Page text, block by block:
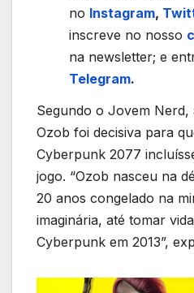
no Instagram,
inscreve no nosso
na newsletter; e
Telegram.
Segundo o Jovem Nerd,
Ozob foi decisiva para
Cyberpunk 2077
jogo. “Ozob nasceu na
20 anos congelado na
imaginária, até tomar
Cyberpunk em 2013”,